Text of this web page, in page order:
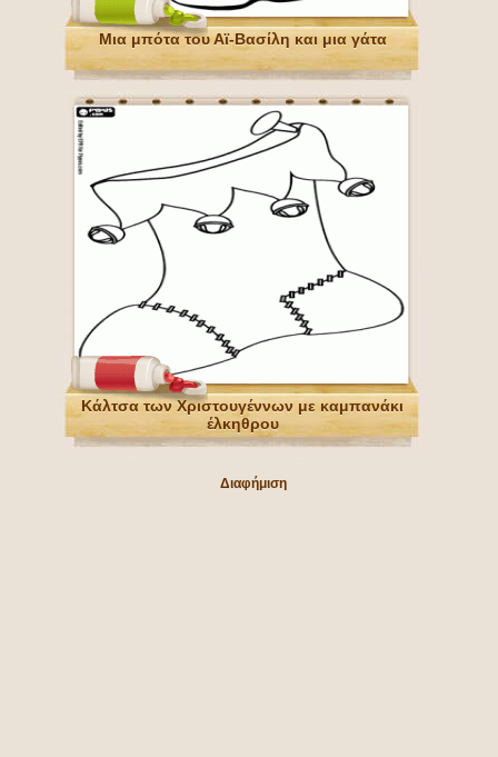
Μια μπότα του Αϊ-Βασίλη και μια γάτα
Κάλτσα των Χριστουγέννων με καμπανάκι
έλκηθρου
Διαφήμιση